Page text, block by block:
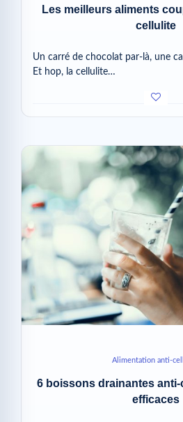
Les meilleurs aliments
cellulite
Un carré de chocolat par-là, une
Et hop, la cellulite…
Alimentation anti-
6 boissons drainantes
efficaces